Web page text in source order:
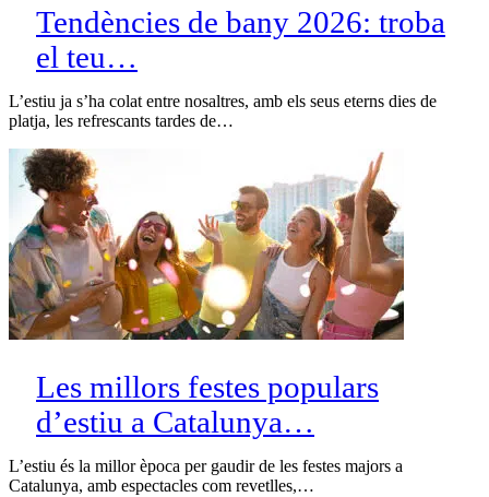
Tendències de bany 2026: troba
el teu…
L’estiu ja s’ha colat entre nosaltres, amb els seus eterns dies de
platja, les refrescants tardes de…
Les millors festes populars
d’estiu a Catalunya…
L’estiu és la millor època per gaudir de les festes majors a
Catalunya, amb espectacles com revetlles,…